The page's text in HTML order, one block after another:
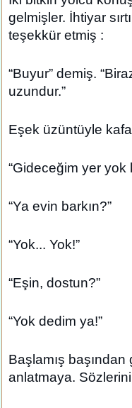
gelmişler. İhtiyar
teşekkür etmiş :
“Buyur” demiş.
uzundur.”
Eşek üzüntüyle
“Gideceğim yer yok
“Ya evin barkın?”
“Yok... Yok!”
“Eşin, dostun?”
“Yok dedim ya!”
Başlamış
anlatmaya.